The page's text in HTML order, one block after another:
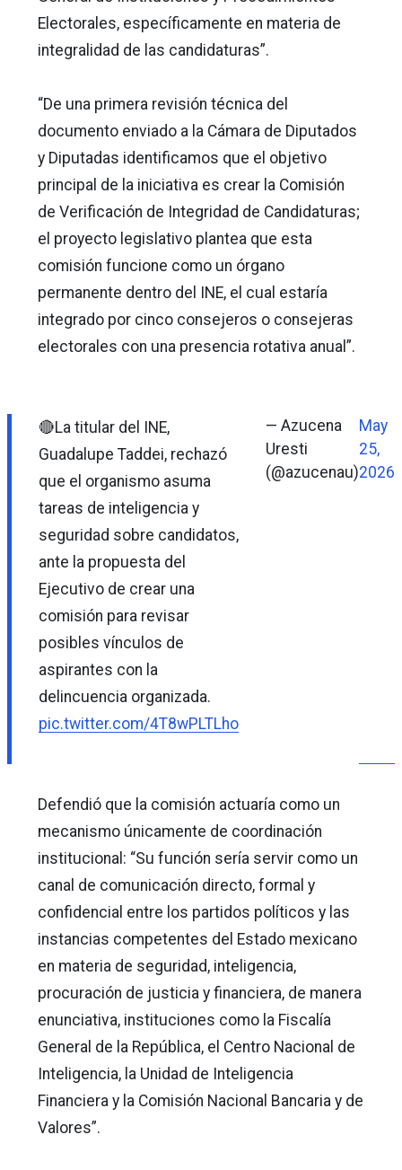
Electorales, específicamente en materia de
integralidad de las candidaturas”.
“De una primera revisión técnica del
documento enviado a la Cámara de Diputados
y Diputadas identificamos que el objetivo
principal de la iniciativa es crear la Comisión
de Verificación de Integridad de Candidaturas;
el proyecto legislativo plantea que esta
comisión funcione como un órgano
permanente dentro del INE, el cual estaría
integrado por cinco consejeros o consejeras
electorales con una presencia rotativa anual”.
🔴La titular del INE,
Guadalupe Taddei, rechazó
que el organismo asuma
tareas de inteligencia y
seguridad sobre candidatos,
ante la propuesta del
Ejecutivo de crear una
comisión para revisar
posibles vínculos de
aspirantes con la
delincuencia organizada.
pic.twitter.com/4T8wPLTLho
— Azucena
Uresti
(@azucenau)
May
25,
2026
Defendió que la comisión actuaría como un
mecanismo únicamente de coordinación
institucional: “Su función sería servir como un
canal de comunicación directo, formal y
confidencial entre los partidos políticos y las
instancias competentes del Estado mexicano
en materia de seguridad, inteligencia,
procuración de justicia y financiera, de manera
enunciativa, instituciones como la Fiscalía
General de la República, el Centro Nacional de
Inteligencia, la Unidad de Inteligencia
Financiera y la Comisión Nacional Bancaria y de
Valores”.